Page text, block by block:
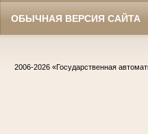
ОБЫЧНАЯ ВЕРСИЯ САЙТА
2006-2026 «Государственная